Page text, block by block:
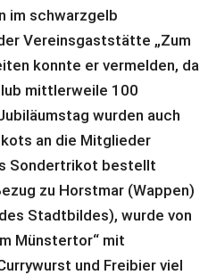
im schwarzgelb
Vereinsgaststätte „Zum
konnte er vermelden, da
mittlerweile 100
wurden auch
an die Mitglieder
Sondertrikot bestellt
zu Horstmar (Wappen)
Stadtbildes), wurde von
Münstertor“ mit
und Freibier viel